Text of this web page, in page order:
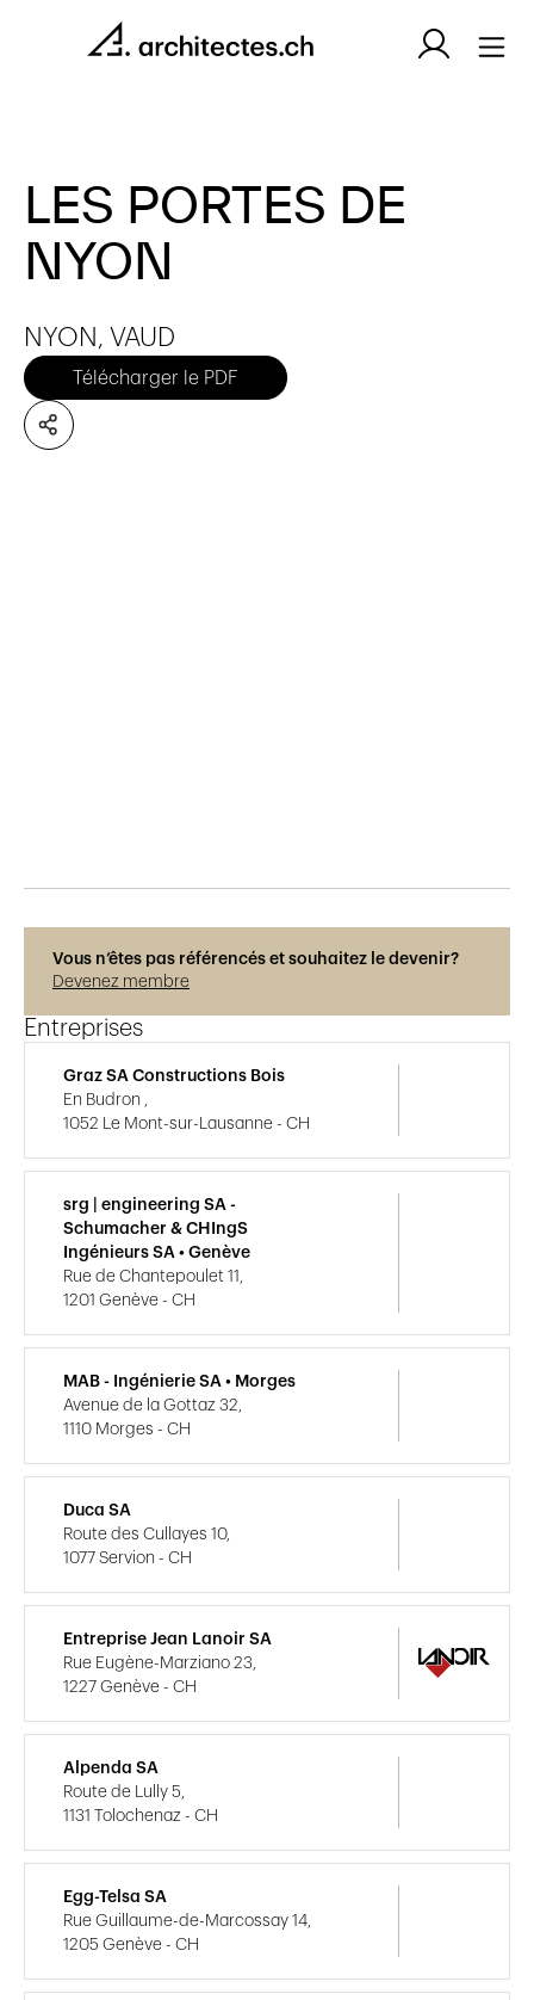
LES PORTES DE
NYON
NYON, VAUD
Télécharger le PDF
Vous n’êtes pas référencés et souhaitez le devenir?
Devenez membre
Entreprises
Graz SA Constructions Bois
En Budron ,
1052 Le Mont-sur-Lausanne - CH
srg | engineering SA -
Schumacher & CHIngS
Ingénieurs SA • Genève
Rue de Chantepoulet 11,
1201 Genève - CH
MAB - Ingénierie SA • Morges
Avenue de la Gottaz 32,
1110 Morges - CH
Duca SA
Route des Cullayes 10,
1077 Servion - CH
Entreprise Jean Lanoir SA
Rue Eugène-Marziano 23,
1227 Genève - CH
Alpenda SA
Route de Lully 5,
1131 Tolochenaz - CH
Egg-Telsa SA
Rue Guillaume-de-Marcossay 14,
1205 Genève - CH